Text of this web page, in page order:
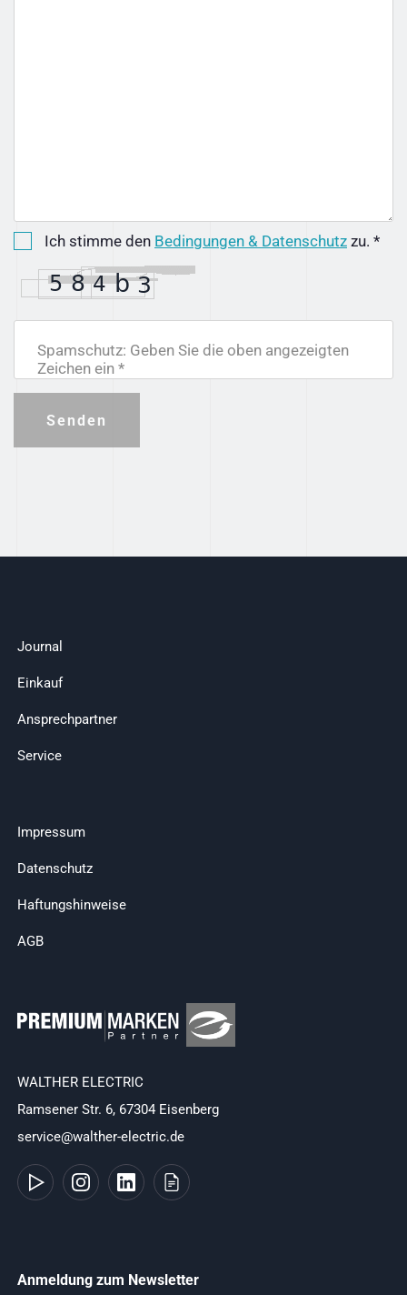
Ich stimme den Bedingungen & Datenschutz zu. *
Spamschutz: Geben Sie die oben angezeigten
Zeichen ein *
Senden
Journal
Einkauf
Ansprechpartner
Service
Impressum
Datenschutz
Haftungshinweise
AGB
WALTHER ELECTRIC
Ramsener Str. 6, 67304 Eisenberg
service@walther-electric.de
Anmeldung zum Newsletter